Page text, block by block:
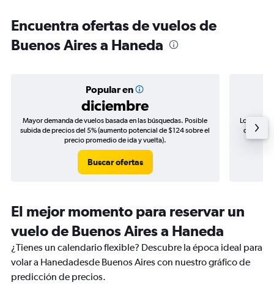
Encuentra ofertas de vuelos de
Buenos Aires a Haneda
Popular en
diciembre
Mayor demanda de vuelos basada en las búsquedas. Posible
subida de precios del 5% (aumento potencial de $124 sobre el
precio promedio de ida y vuelta).
Buscar ofertas
Los
de
El mejor momento para reservar un
vuelo de Buenos Aires a Haneda
¿Tienes un calendario flexible? Descubre la época ideal para
volar a Hanedadesde Buenos Aires con nuestro gráfico de
predicción de precios.